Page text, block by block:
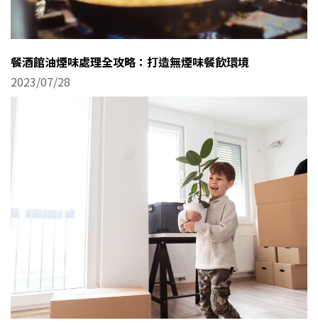
餐酒館油煙味處理全攻略：打造無煙味餐飲環境
2023/07/28